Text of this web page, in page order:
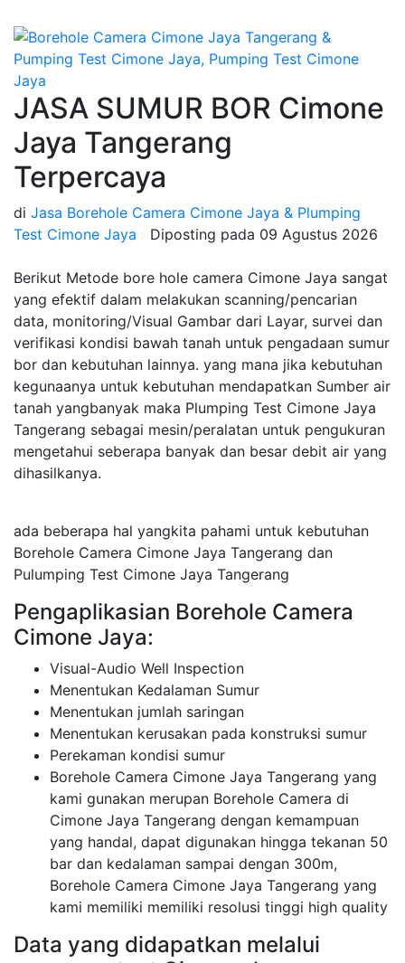
JASA SUMUR BOR Cimone
Jaya Tangerang
Terpercaya
di Jasa Borehole Camera Cimone Jaya & Plumping
Test Cimone Jaya
Diposting pada 09 Agustus 2026
Berikut Metode bore hole camera Cimone Jaya sangat
yang efektif dalam melakukan scanning/pencarian
data, monitoring/Visual Gambar dari Layar, survei dan
verifikasi kondisi bawah tanah untuk pengadaan sumur
bor dan kebutuhan lainnya. yang mana jika kebutuhan
kegunaanya untuk kebutuhan mendapatkan Sumber air
tanah yangbanyak maka Plumping Test Cimone Jaya
Tangerang sebagai mesin/peralatan untuk pengukuran
mengetahui seberapa banyak dan besar debit air yang
dihasilkanya.
ada beberapa hal yangkita pahami untuk kebutuhan
Borehole Camera Cimone Jaya Tangerang dan
Pulumping Test Cimone Jaya Tangerang
Pengaplikasian Borehole Camera
Cimone Jaya:
Visual-Audio Well Inspection
Menentukan Kedalaman Sumur
Menentukan jumlah saringan
Menentukan kerusakan pada konstruksi sumur
Perekaman kondisi sumur
Borehole Camera Cimone Jaya Tangerang yang
kami gunakan merupan Borehole Camera di
Cimone Jaya Tangerang dengan kemampuan
yang handal, dapat digunakan hingga tekanan 50
bar dan kedalaman sampai dengan 300m,
Borehole Camera Cimone Jaya Tangerang yang
kami memiliki memiliki resolusi tinggi high quality
Data yang didapatkan melalui